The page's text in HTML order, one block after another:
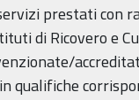
prestati con
di Ricovero e
qualifiche